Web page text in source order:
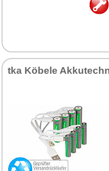
tka Kö­be­le